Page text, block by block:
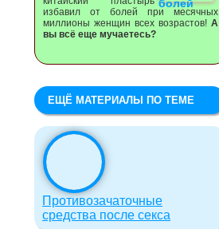
избавил от болей при месячных
миллионы женщин всех возрастов! А
вы всё еще мучаетесь?
ЕЩЁ МАТЕРИАЛЫ ПО ТЕМЕ
Противозачаточные
средства после секса